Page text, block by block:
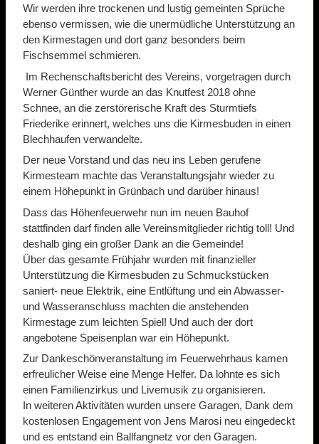
Wir werden ihre trockenen und lustig gemeinten Sprüche
ebenso vermissen, wie die unermüdliche Unterstützung an
den Kirmestagen und dort ganz besonders beim
Fischsemmel schmieren.
Im Rechenschaftsbericht des Vereins, vorgetragen durch
Werner Günther wurde an das Knutfest 2018 ohne
Schnee, an die zerstörerische Kraft des Sturmtiefs
Friederike erinnert, welches uns die Kirmesbuden in einen
Blechhaufen verwandelte.
Der neue Vorstand und das neu ins Leben gerufene
Kirmesteam machte das Veranstaltungsjahr wieder zu
einem Höhepunkt in Grünbach und darüber hinaus!
Dass das Höhenfeuerwehr nun im neuen Bauhof
stattfinden darf finden alle Vereinsmitglieder richtig toll! Und
deshalb ging ein großer Dank an die Gemeinde!
Über das gesamte Frühjahr wurden mit finanzieller
Unterstützung die Kirmesbuden zu Schmuckstücken
saniert- neue Elektrik, eine Entlüftung und ein Abwasser-
und Wasseranschluss machten die anstehenden
Kirmestage zum leichten Spiel! Und auch der dort
angebotene Speisenplan war ein Höhepunkt.
Zur Dankeschönveranstaltung im Feuerwehrhaus kamen
erfreulicher Weise eine Menge Helfer. Da lohnte es sich
einen Familienzirkus und Livemusik zu organisieren.
In weiteren Aktivitäten wurden unsere Garagen, Dank dem
kostenlosen Engagement von Jens Marosi neu eingedeckt
und es entstand ein Ballfangnetz vor den Garagen.